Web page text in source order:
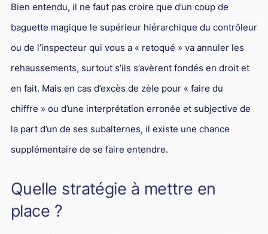
Bien entendu, il ne faut pas croire que d’un coup de
baguette magique le supérieur hiérarchique du contrôleur
ou de l’inspecteur qui vous a « retoqué » va annuler les
rehaussements, surtout s’ils s’avèrent fondés en droit et
en fait. Mais en cas d’excès de zèle pour « faire du
chiffre » ou d’une interprétation erronée et subjective de
la part d’un de ses subalternes, il existe une chance
supplémentaire de se faire entendre.
Quelle stratégie à mettre en
place ?